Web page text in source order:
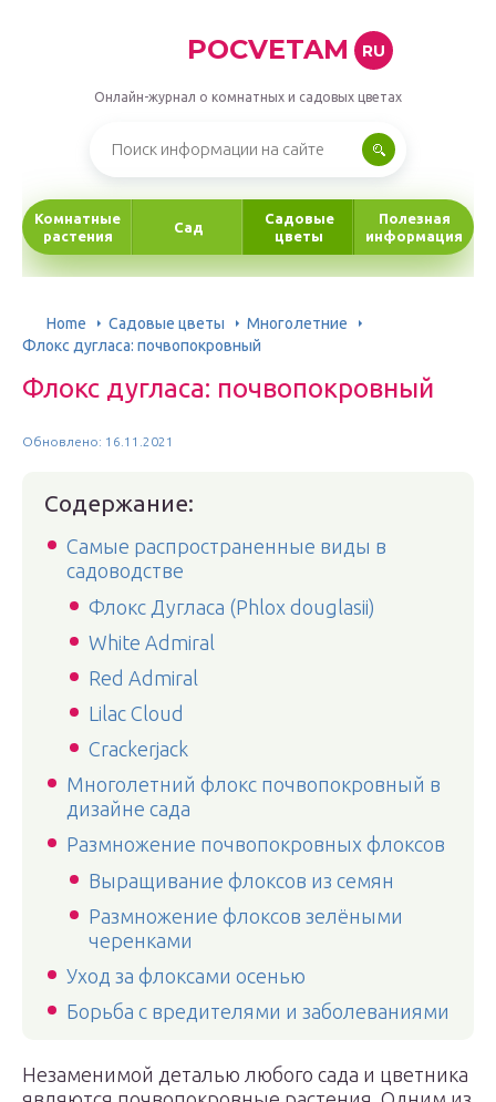
POCVETAM RU
Онлайн-журнал о комнатных и садовых цветах
Комнатные
растения
Сад
Садовые
цветы
Полезная
информация
Home Садовые цветы
Многолетние
Флокс дугласа: почвопокровный
Флокс дугласа: почвопокровный
Обновлено: 16.11.2021
Содержание:
Самые распространенные виды в
садоводстве
Флокс Дугласа (Phlox douglasii)
White Admiral
Red Admiral
Lilac Cloud
Crackerjack
Многолетний флокс почвопокровный в
дизайне сада
Размножение почвопокровных флоксов
Выращивание флоксов из семян
Размножение флоксов зелёными
черенками
Уход за флоксами осенью
Борьба с вредителями и заболеваниями
Незаменимой деталью любого сада и цветника